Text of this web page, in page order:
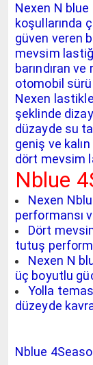
Nexen N blue
koşullarında
güven veren
mevsim
barındıran
otomobil
Nexen
şeklinde
düzayde su
geniş ve
dört mevsim
Nblue
Nexen
performansı
Dört
tutuş
Nexen N
üç boyutlu
Yolla
düzeyde
Nblue